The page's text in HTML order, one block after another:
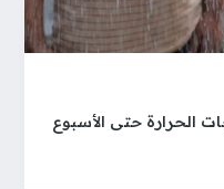
الحرارة حتى الأسبوع